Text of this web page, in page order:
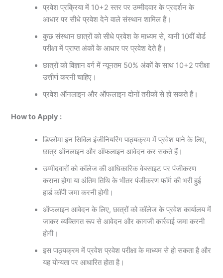
प्रवेश प्रक्रिया में 10+2 स्तर पर उम्मीदवार के प्रदर्शन के
आधार पर सीधे प्रवेश देने वाले संस्थान शामिल हैं।
कुछ संस्थान छात्रों को सीधे प्रवेश के माध्यम से, यानी 10वीं बोर्ड
परीक्षा में प्राप्त अंकों के आधार पर प्रवेश देते हैं।
छात्रों को विज्ञान वर्ग में न्यूनतम 50% अंकों के साथ 10+2 परीक्षा
उत्तीर्ण करनी चाहिए।
प्रवेश ऑनलाइन और ऑफलाइन दोनों तरीकों से हो सकते हैं।
How to Apply :
डिप्लोमा इन सिविल इंजीनियरिंग पाठ्यक्रम में प्रवेश पाने के लिए,
छात्र ऑनलाइन और ऑफलाइन आवेदन कर सकते हैं।
उम्मीदवारों को कॉलेज की आधिकारिक वेबसाइट पर पंजीकरण
कराना होगा या अंतिम तिथि के भीतर पंजीकरण फॉर्म की भरी हुई
हार्ड कॉपी जमा करनी होगी।
ऑफलाइन आवेदन के लिए, छात्रों को कॉलेज के प्रवेश कार्यालय में
जाकर व्यक्तिगत रूप से आवेदन और कागजी कार्रवाई जमा करनी
होगी।
इस पाठ्यक्रम में प्रवेश प्रवेश परीक्षा के माध्यम से हो सकता है और
यह योग्यता पर आधारित होता है।